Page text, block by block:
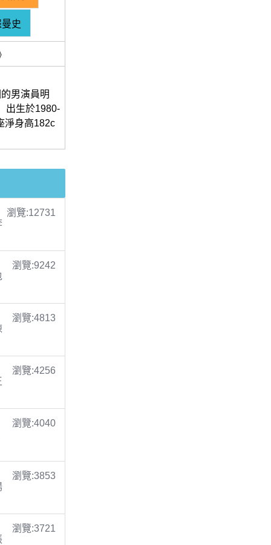
史
男演員明
出生於1980-
淨身高182c
瀏覽:12731
瀏覽:9242
瀏覽:4813
瀏覽:4256
瀏覽:4040
瀏覽:3853
瀏覽:3721